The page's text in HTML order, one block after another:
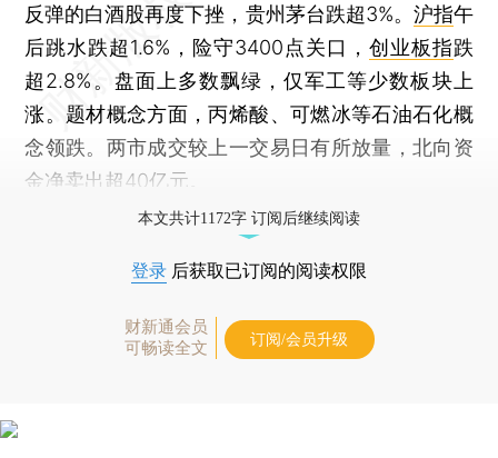
反弹的白酒股再度下挫，贵州茅台跌超3%。 沪指午
后跳水跌超1.6%，险守3400点关口， 创业板指跌
超2.8%。盘面上多数飘绿，仅军工等少数板块上
涨。题材概念方面，丙烯酸、可燃冰等石油石化概
念领跌。两市成交较上一交易日有所放量，北向资
金净卖出超40亿元。
本文共计1172字 订阅后继续阅读
登录 后获取已订阅的阅读权限
财新通会员
可畅读全文
订阅/会员升级